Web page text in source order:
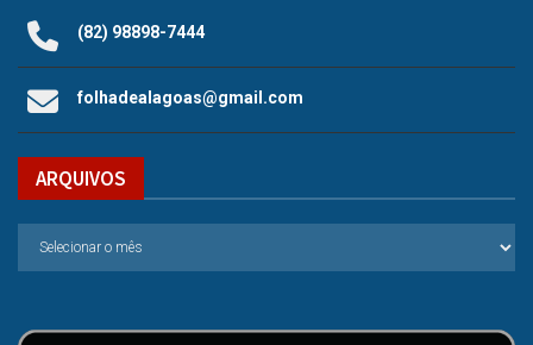
(82) 98898-7444
folhadealagoas@gmail.com
ARQUIVOS